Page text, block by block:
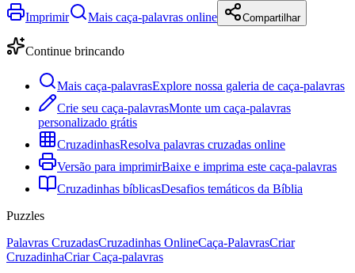
Imprimir
Mais caça-palavras online Compartilhar
Continue brincando
Mais caça-palavrasExplore nossa galeria de caça-palavras
Crie seu caça-palavrasMonte um caça-palavras
personalizado grátis
CruzadinhasResolva palavras cruzadas online
Versão para imprimirBaixe e imprima este caça-palavras
Cruzadinhas bíblicasDesafios temáticos da Bíblia
Puzzles
Palavras CruzadasCruzadinhas OnlineCaça-PalavrasCriar
CruzadinhaCriar Caça-palavras